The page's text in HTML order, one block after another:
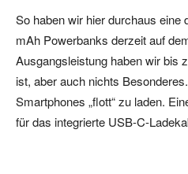
So haben wir hier durchaus eine
mAh Powerbanks derzeit auf
Ausgangsleistung haben wir bis
ist, aber auch nichts
Smartphones „flott“ zu laden.
für das integrierte USB-C-